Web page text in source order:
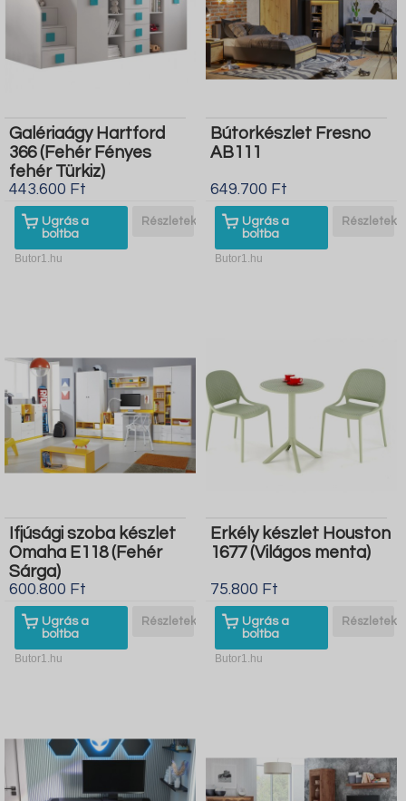
Galériaágy Hartford
366 (Fehér Fényes
fehér Türkiz)
443.600 Ft
Ugrás a
boltba
Részletek
Butor1.hu
Bútorkészlet Fresno
AB111
649.700 Ft
Ugrás a
boltba
Részletek
Butor1.hu
Ifjúsági szoba készlet
Omaha E118 (Fehér
Sárga)
600.800 Ft
Ugrás a
boltba
Részletek
Butor1.hu
Erkély készlet Houston
1677 (Világos menta)
75.800 Ft
Ugrás a
boltba
Részletek
Butor1.hu